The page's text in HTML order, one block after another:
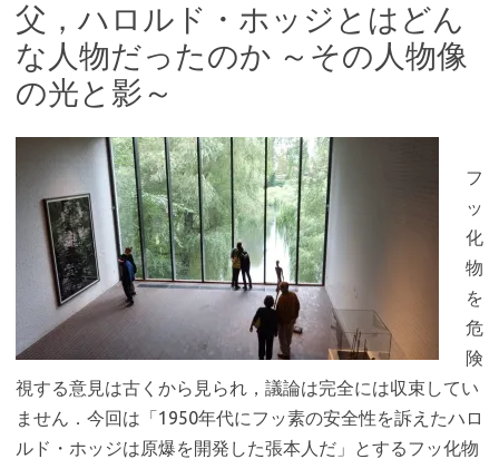
父，ハロルド・ホッジとはどん
な人物だったのか ～その人物像
の光と影～
フ
ッ
化
物
を
危
険
視する意見は古くから見られ，議論は完全には収束してい
ません．今回は「1950年代にフッ素の安全性を訴えたハロ
ルド・ホッジは原爆を開発した張本人だ」とするフッ化物